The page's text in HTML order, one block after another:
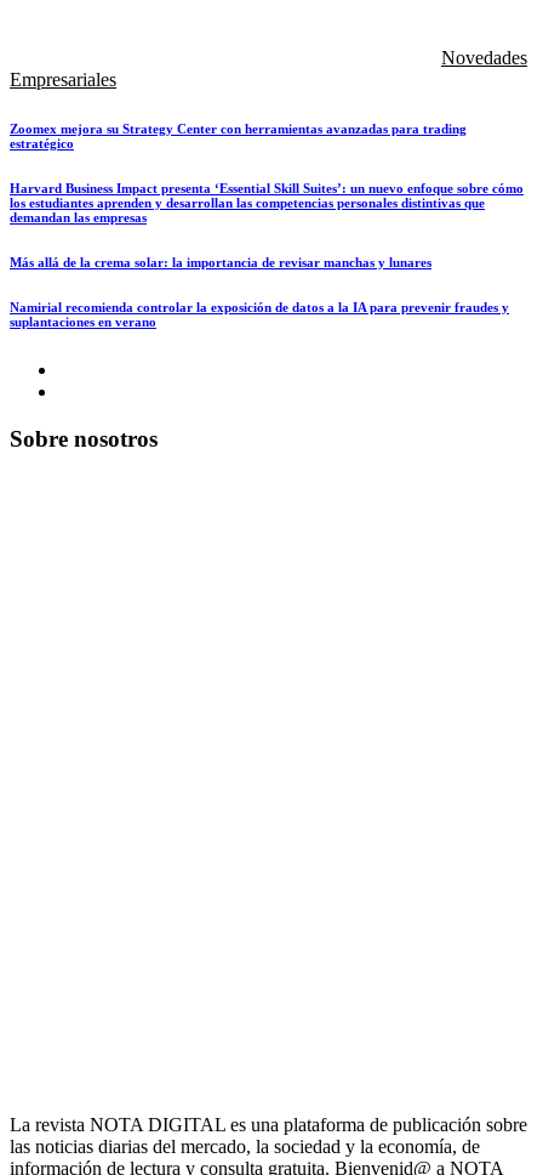
Novedades
Empresariales
Zoomex mejora su Strategy Center con herramientas avanzadas para trading
estratégico
Harvard Business Impact presenta ‘Essential Skill Suites’: un nuevo enfoque sobre cómo
los estudiantes aprenden y desarrollan las competencias personales distintivas que
demandan las empresas
Más allá de la crema solar: la importancia de revisar manchas y lunares
Namirial recomienda controlar la exposición de datos a la IA para prevenir fraudes y
suplantaciones en verano
Sobre nosotros
La revista NOTA DIGITAL es una plataforma de publicación sobre
las noticias diarias del mercado, la sociedad y la economía, de
información de lectura y consulta gratuita. Bienvenid@ a NOTA